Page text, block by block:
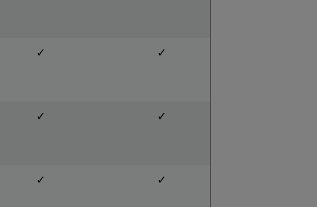
✓ ✓
✓ ✓
✓ ✓